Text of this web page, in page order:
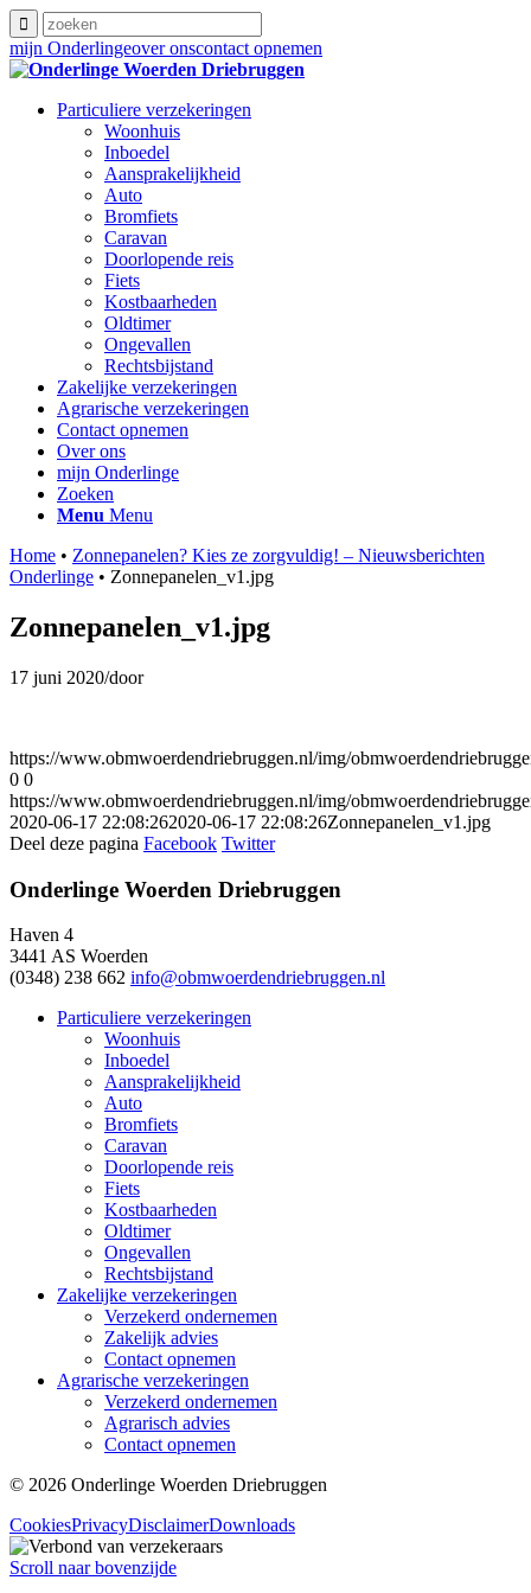
mijn Onderlingeover onscontact opnemen
Particuliere verzekeringen
Woonhuis
Inboedel
Aansprakelijkheid
Auto
Bromfiets
Caravan
Doorlopende reis
Fiets
Kostbaarheden
Oldtimer
Ongevallen
Rechtsbijstand
Zakelijke verzekeringen
Agrarische verzekeringen
Contact opnemen
Over ons
mijn Onderlinge
Zoeken
Menu Menu
Home • Zonnepanelen? Kies ze zorgvuldig! – Nieuwsberichten
Onderlinge • Zonnepanelen_v1.jpg
Zonnepanelen_v1.jpg
17 juni 2020/door
https://www.obmwoerdendriebruggen.nl/img/
0 0
https://www.obmwoerdendriebruggen.nl/img/
2020-06-17 22:08:262020-06-17 22:08:26Zonnepanelen_v1.jpg
Deel deze pagina Facebook Twitter
Onderlinge Woerden Driebruggen
Haven 4
3441 AS Woerden
(0348) 238 662 info@obmwoerdendriebruggen.nl
Particuliere verzekeringen
Woonhuis
Inboedel
Aansprakelijkheid
Auto
Bromfiets
Caravan
Doorlopende reis
Fiets
Kostbaarheden
Oldtimer
Ongevallen
Rechtsbijstand
Zakelijke verzekeringen
Verzekerd ondernemen
Zakelijk advies
Contact opnemen
Agrarische verzekeringen
Verzekerd ondernemen
Agrarisch advies
Contact opnemen
© 2026 Onderlinge Woerden Driebruggen
CookiesPrivacyDisclaimerDownloads
Scroll naar bovenzijde